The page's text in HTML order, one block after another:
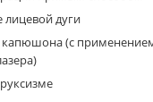
дуги
капюшона (с